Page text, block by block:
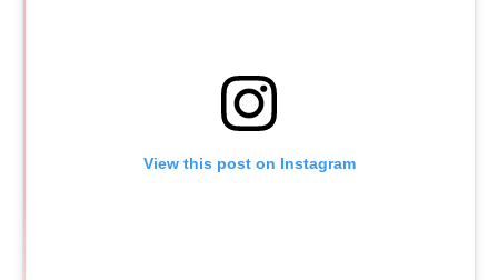
View this post on Instagram